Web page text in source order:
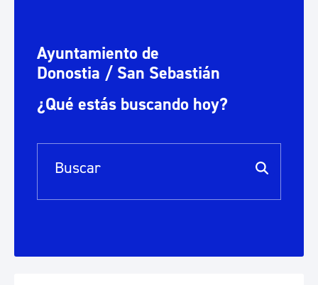
Ayuntamiento de
Donostia / San Sebastián
¿Qué estás buscando hoy?
Barra de búsqueda